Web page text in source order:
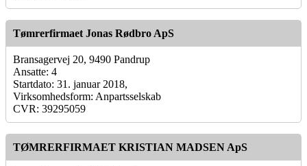
Tømrerfirmaet Jonas Rødbro ApS
Bransagervej 20, 9490 Pandrup
Ansatte: 4
Startdato: 31. januar 2018,
Virksomhedsform: Anpartsselskab
CVR: 39295059
TØMRERFIRMAET KRISTIAN MADSEN ApS